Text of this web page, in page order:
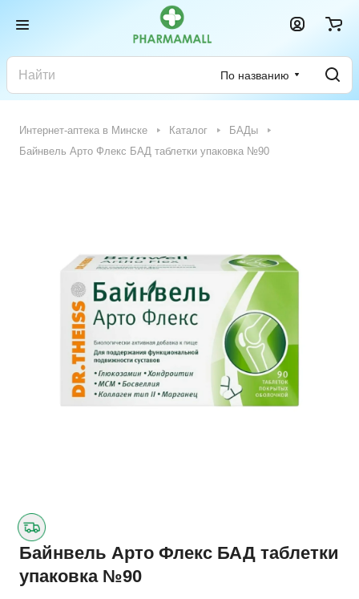
По названию
Интернет-аптека в Минске Каталог
БАДы
Байнвель Арто Флекс БАД таблетки упаковка №90
Байнвель Арто Флекс БАД таблетки
упаковка №90